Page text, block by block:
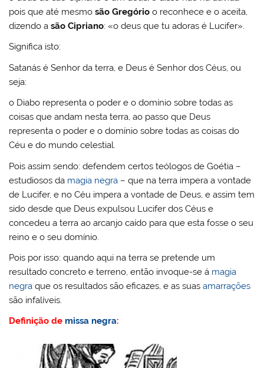
pois que até mesmosão Gregório o reconhece e o aceita,
dizendo asão Cipriano: «o deus que tu adoras é Lucifer».
Significa isto:
Satanás é Senhor da terra, e Deus é Senhor dos Céus, ou
seja:
o Diabo representa o poder e o domínio sobre todas as
coisas que andam nesta terra, ao passo que Deus
representa o poder e o domínio sobre todas as coisas do
Céu e do mundo celestial.
Pois assim sendo: defendem certos teólogos de Goétia –
estudiosos da magia negra – que na terra impera a vontade
de Lucifer, e no Céu impera a vontade de Deus, e assim tem
sido desde que Deus expulsou Lucifer dos Céus e
concedeu a terra ao arcanjo caído para que esta fosse o seu
reino e o seu domínio.
Pois por isso: quando aqui na terra se pretende um
resultado concreto e terreno, então invoque-se á magia
negra que os resultados são eficazes, e as suasamarrações
são infalíveis.
Definição de missa negra: